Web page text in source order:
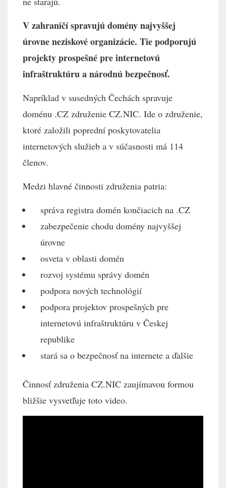
V zahraničí spravujú domény najvyššej
úrovne neziskové organizácie. Tie podporujú
projekty prospešné pre internetovú
infraštruktúru a národnú bezpečnosť.
Napríklad v susedných Čechách spravuje
doménu .CZ združenie CZ.NIC. Ide o združenie,
ktoré založili poprední poskytovatelia
internetových služieb a v súčasnosti má 114
členov.
Medzi hlavné činnosti združenia patria:
správa registra domén končiacich na .CZ
zabezpečenie chodu domény najvyššej
úrovne
osveta v oblasti domén
rozvoj systému správy domén
podpora nových technológií
podpora projektov prospešných pre
internetovú infraštruktúru v Českej
republike
stará sa o bezpečnosť na internete a ďalšie
Činnosť združenia CZ.NIC zaujímavou formou
bližšie vysvetľuje toto video.